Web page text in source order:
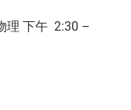
理 下午 2:30 –